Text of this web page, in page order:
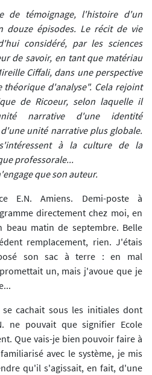
de témoignage, l'histoire d'un
douze épisodes. Le récit de vie
considéré, par les sciences
de savoir, en tant que matériau
Ciffali, dans une perspective
théorique d'analyse". Cela rejoint
de Ricoeur, selon laquelle il
narrative d'une identité
unité narrative plus globale.
à la culture de la
professorale...
que son auteur.
E.N. Amiens. Demi-poste à
directement chez moi, en
beau matin de septembre. Belle
remplacement, rien. J'étais
son sac à terre : en mal
un, mais j'avoue que je
cachait sous les initiales dont
ne pouvait que signifier Ecole
Que vais-je bien pouvoir faire à
avec le système, je mis
qu'il s'agissait, en fait, d'une